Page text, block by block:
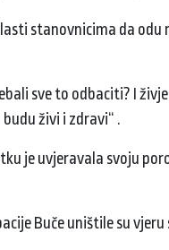
stanovnicima da
sve to odbaciti? I
živi i zdravi“ .
je uvjeravala svoju
Buče uništile su